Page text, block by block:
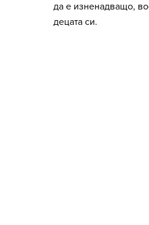
да е изненадващо,
децата си.